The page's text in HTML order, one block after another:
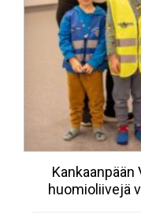
Kankaanpään
huomioliivejä